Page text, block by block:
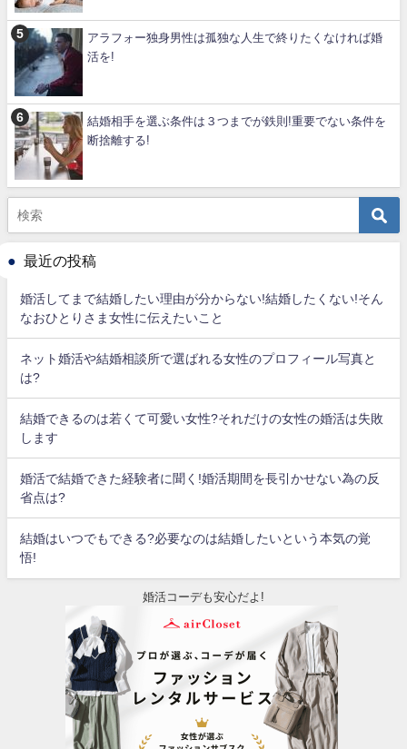
アラフォー独身男性は孤独な人生で終りたくなければ婚
活を!
結婚相手を選ぶ条件は３つまでが鉄則!重要でない条件を
断捨離する!
最近の投稿
婚活してまで結婚したい理由が分からない!結婚したくない!そん
なおひとりさま女性に伝えたいこと
ネット婚活や結婚相談所で選ばれる女性のプロフィール写真と
は?
結婚できるのは若くて可愛い女性?それだけの女性の婚活は失敗
します
婚活で結婚できた経験者に聞く!婚活期間を長引かせない為の反
省点は?
結婚はいつでもできる?必要なのは結婚したいという本気の覚
悟!
婚活コーデも安心だよ!